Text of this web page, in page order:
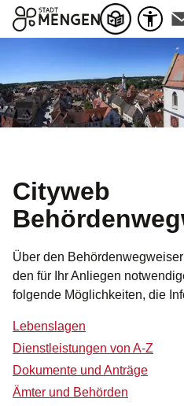
Cityweb
Über den
den für Ihr Anliegen
folgende Möglichkeiten, die
Lebenslagen
Dienstleistungen von A-Z
Dokumente und Anträge
Ämter und Behörden